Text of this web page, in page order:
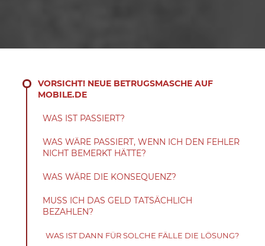
VORSICHT! NEUE BETRUGSMASCHE AUF
MOBILE.DE
WAS IST PASSIERT?
WAS WÄRE PASSIERT, WENN ICH DEN FEHLER
NICHT BEMERKT HÄTTE?
WAS WÄRE DIE KONSEQUENZ?
MUSS ICH DAS GELD TATSÄCHLICH
BEZAHLEN?
WAS IST DANN FÜR SOLCHE FÄLLE DIE LÖSUNG?